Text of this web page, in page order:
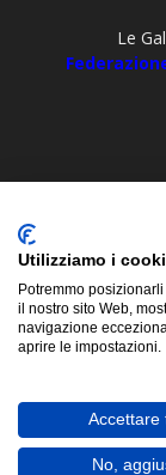
Le
© Copyright
Corso San
Utilizziamo i
Potremmo
il nostro sito Web,
navigazione
aprire le impostazioni.
Accettare
No,